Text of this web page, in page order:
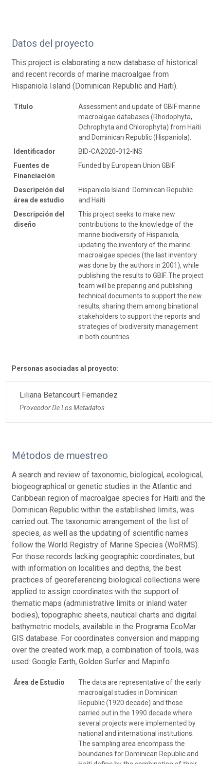
Datos del proyecto
This project is elaborating a new database of historical
and recent records of marine macroalgae from
Hispaniola Island (Dominican Republic and Haiti).
Título
Assessment and update of GBIF marine
macroalgae databases (Rhodophyta,
Ochrophyta and Chlorophyta) from Haiti
and Dominican Republic (Hispaniola).
Identificador
BID-CA2020-012-INS
Fuentes de
Financiación
Funded by European Union GBIF.
Descripción del
área de estudio
Hispaniola Island: Dominican Republic
and Haiti
Descripción del
diseño
This project seeks to make new
contributions to the knowledge of the
marine biodiversity of Hispaniola,
updating the inventory of the marine
macroalgae species (the last inventory
was done by the authors in 2001), while
publishing the results to GBIF. The project
team will be preparing and publishing
technical documents to support the new
results, sharing them among binational
stakeholders to support the reports and
strategies of biodiversity management
in both countries.
Personas asociadas al proyecto:
Liliana Betancourt Fernandez
Proveedor De Los Metadatos
Métodos de muestreo
A search and review of taxonomic, biological, ecological,
biogeographical or genetic studies in the Atlantic and
Caribbean region of macroalgae species for Haiti and the
Dominican Republic within the established limits, was
carried out. The taxonomic arrangement of the list of
species, as well as the updating of scientific names
follow the World Registry of Marine Species (WoRMS).
For those records lacking geographic coordinates, but
with information on localities and depths, the best
practices of georeferencing biological collections were
applied to assign coordinates with the support of
thematic maps (administrative limits or inland water
bodies), topographic sheets, nautical charts and digital
bathymetric models, available in the Programa EcoMar
GIS database. For coordinates conversion and mapping
over the created work map, a combination of tools, was
used: Google Earth, Golden Surfer and Mapinfo.
Área de Estudio
The data are representative of the early
macroalgal studies in Dominican
Republic (1920 decade) and those
carried out in the 1990 decade where
several projects were implemented by
national and international institutions.
The sampling area encompass the
boundaries for Dominican Republic and